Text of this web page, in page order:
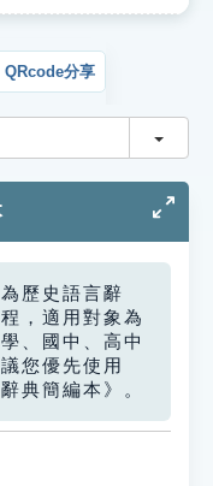
QRcode分享
切換
歷史語言辭
，適用對象為
、國中、高中
您優先使用
典簡編本》。